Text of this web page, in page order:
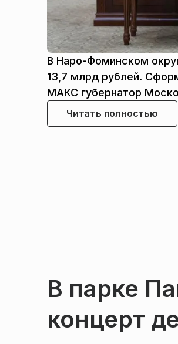
В Наро-Фоминском
13,7 млрд рублей.
МАКС губернатор
Читать полностью
В парке
концерт